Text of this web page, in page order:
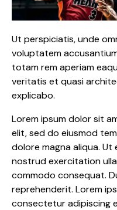
Ut perspiciatis, unde
voluptatem
totam rem aperiam
veritatis et quasi
explicabo.
Lorem ipsum dolor sit
elit, sed do eiusmod
dolore magna aliqua. Ut
nostrud exercitation
commodo consequat.
reprehenderit. Lorem
consectetur adipiscing